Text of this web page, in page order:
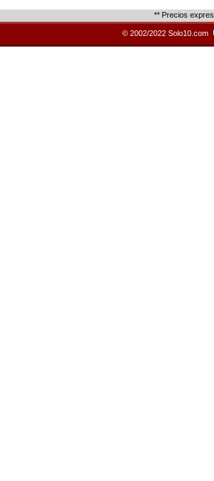
** Precios
© 2002/2022 Solo10.com